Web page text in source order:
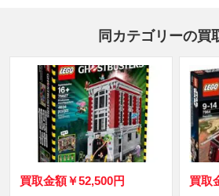
同カテゴリーの買
買取金額￥52,500円 買取